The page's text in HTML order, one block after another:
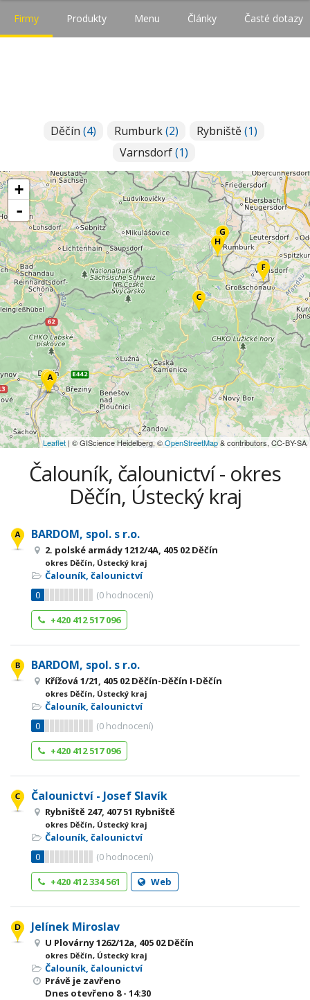
Firmy Produkty Menu Články Časté dotazy
Děčín (4) Rumburk(2) Rybniště(1)
Varnsdorf(1)
+
-
Leaflet | © GIScience Heidelberg, ©OpenStreetMap& contributors, CC-BY-SA
Čalouník, čalounictví - okres
Děčín, Ústecký kraj
BARDOM, spol. s r.o.
2. polské armády 1212/4A, 405 02 Děčín
okres Děčín, Ústecký kraj
Čalouník, čalounictví
0
(0 hodnocení)
+420 412 517 096
BARDOM, spol. s r.o.
Křížová 1/21, 405 02 Děčín-Děčín I-Děčín
okres Děčín, Ústecký kraj
Čalouník, čalounictví
0
(0 hodnocení)
+420 412 517 096
Čalounictví - Josef Slavík
Rybniště 247, 407 51 Rybniště
okres Děčín, Ústecký kraj
Čalouník, čalounictví
0
(0 hodnocení)
+420 412 334 561
Web
Jelínek Miroslav
U Plovárny 1262/12a, 405 02 Děčín
okres Děčín, Ústecký kraj
Čalouník, čalounictví
Právě je zavřeno
Dnes otevřeno 8 - 14:30